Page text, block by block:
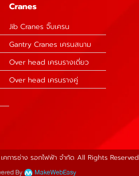
Cranes
Jib Cranes จิ๊บเครน
Gantry Cranes เครนสนาม
Over head เครนรางเดี่ยว
Over head เครนรางคู่
การช่าง รอกไฟฟ้า จำกัด All Rights Reserved
By MakeWebEasy